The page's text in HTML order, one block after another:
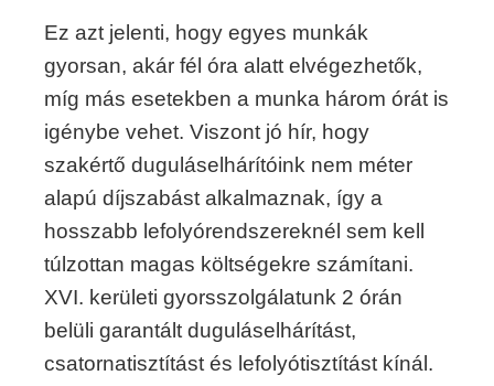
Ez azt jelenti, hogy egyes munkák
gyorsan, akár fél óra alatt elvégezhetők,
míg más esetekben a munka három órát is
igénybe vehet. Viszont jó hír, hogy
szakértő duguláselhárítóink nem méter
alapú díjszabást alkalmaznak, így a
hosszabb lefolyórendszereknél sem kell
túlzottan magas költségekre számítani.
XVI. kerületi gyorsszolgálatunk 2 órán
belüli garantált duguláselhárítást,
csatornatisztítást és lefolyótisztítást kínál.